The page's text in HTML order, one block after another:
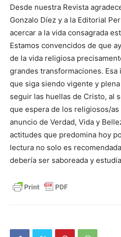
Desde nuestra Revista
Gonzalo Díez y a la Editorial
acercar a la vida consagrada
Estamos convencidos de que
de la vida religiosa
grandes transformaciones. Esa
que siga siendo vigente y
seguir las huellas de Cristo, al
que espera de los religiosos/
anuncio de Verdad, Vida y
actitudes que predomina hoy
lectura no solo es
debería ser saboreada y